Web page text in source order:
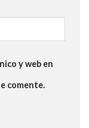
y web en
comente.